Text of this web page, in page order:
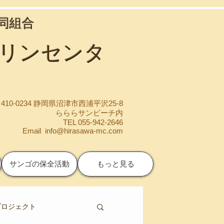
組合
ンセンタ
0234 静岡県沼津市西浦平沢25-8
らららサンビーチ内
TEL 055-942-2646
Email info@hirasawa-mc.com
サンゴの保全活動 もっと見る
ジェクト